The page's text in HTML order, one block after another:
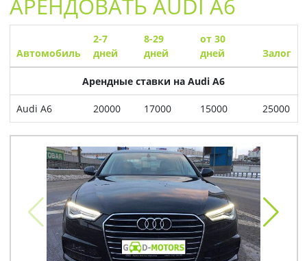
Автомобиль
2-7
дней
8-29
дней
от 30
дней
Залог
Арендные ставки на Audi A6
Audi A6 20000 17000 15000 25000